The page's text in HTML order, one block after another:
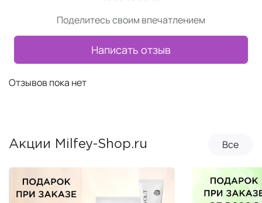
Поделитесь своим впечатлением
Написать отзыв
Отзывов пока нет
Акции Milfey-Shop.ru Все